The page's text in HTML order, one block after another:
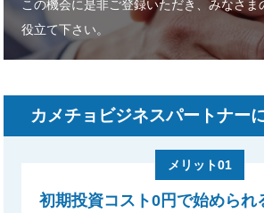
この機会に是非ご登録いただき、みなさ
役立て下さい。
カメチョビジネスパートナー
メリット01
初期投資コスト0円で始められ